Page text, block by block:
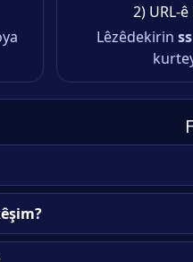
2) URL-
Lêzêdekirin ss